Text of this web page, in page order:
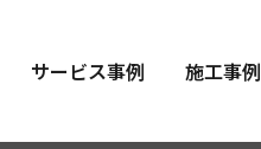
サービス事例 施工事例